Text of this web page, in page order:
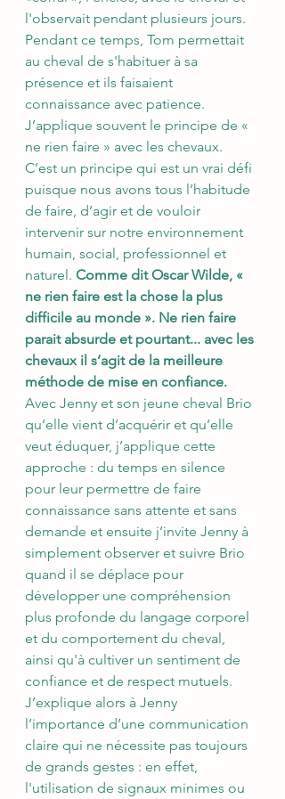
l'observait pendant plusieurs jours.
Pendant ce temps, Tom permettait
au cheval de s'habituer à sa
présence et ils faisaient
connaissance avec patience.
J’applique souvent le principe de «
ne rien faire » avec les chevaux.
C’est un principe qui est un vrai défi
puisque nous avons tous l’habitude
de faire, d’agir et de vouloir
intervenir sur notre environnement
humain, social, professionnel et
naturel. Comme dit Oscar Wilde, «
ne rien faire est la chose la plus
difficile au monde ». Ne rien faire
parait absurde et pourtant... avec les
chevaux il s’agit de la meilleure
méthode de mise en confiance.
Avec Jenny et son jeune cheval Brio
qu’elle vient d’acquérir et qu’elle
veut éduquer, j’applique cette
approche : du temps en silence
pour leur permettre de faire
connaissance sans attente et sans
demande et ensuite j’invite Jenny à
simplement observer et suivre Brio
quand il se déplace pour
développer une compréhension
plus profonde du langage corporel
et du comportement du cheval,
ainsi qu'à cultiver un sentiment de
confiance et de respect mutuels.
J’explique alors à Jenny
l’importance d’une communication
claire qui ne nécessite pas toujours
de grands gestes : en effet,
l'utilisation de signaux minimes ou